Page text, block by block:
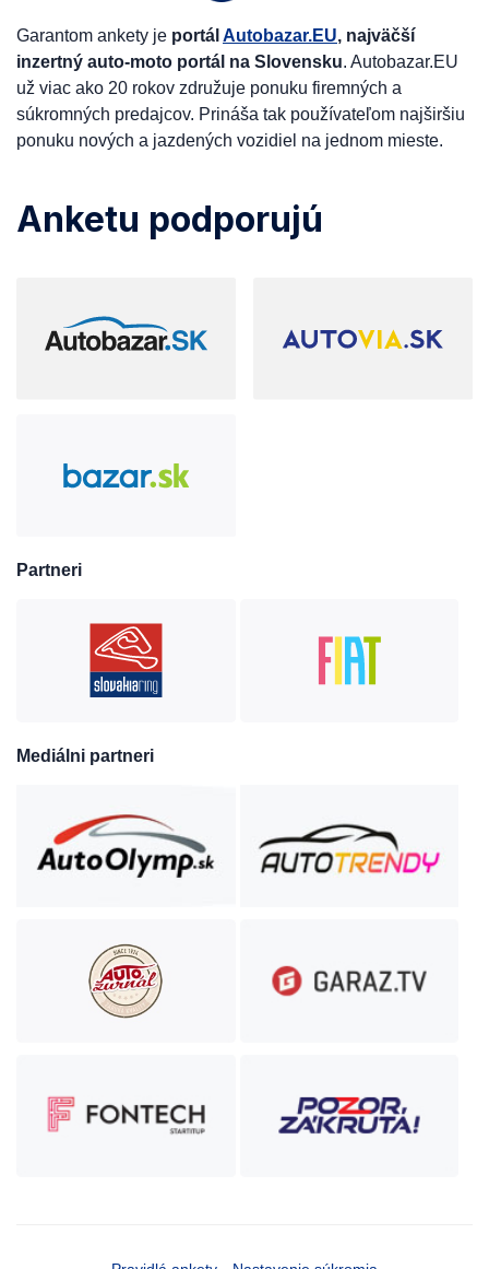
Garantom ankety je portál Autobazar.EU, najväčší
inzertný auto-moto portál na Slovensku. Autobazar.EU
už viac ako 20 rokov združuje ponuku firemných a
súkromných predajcov. Prináša tak používateľom najširšiu
ponuku nových a jazdených vozidiel na jednom mieste.
Anketu podporujú
Partneri
Mediálni partneri